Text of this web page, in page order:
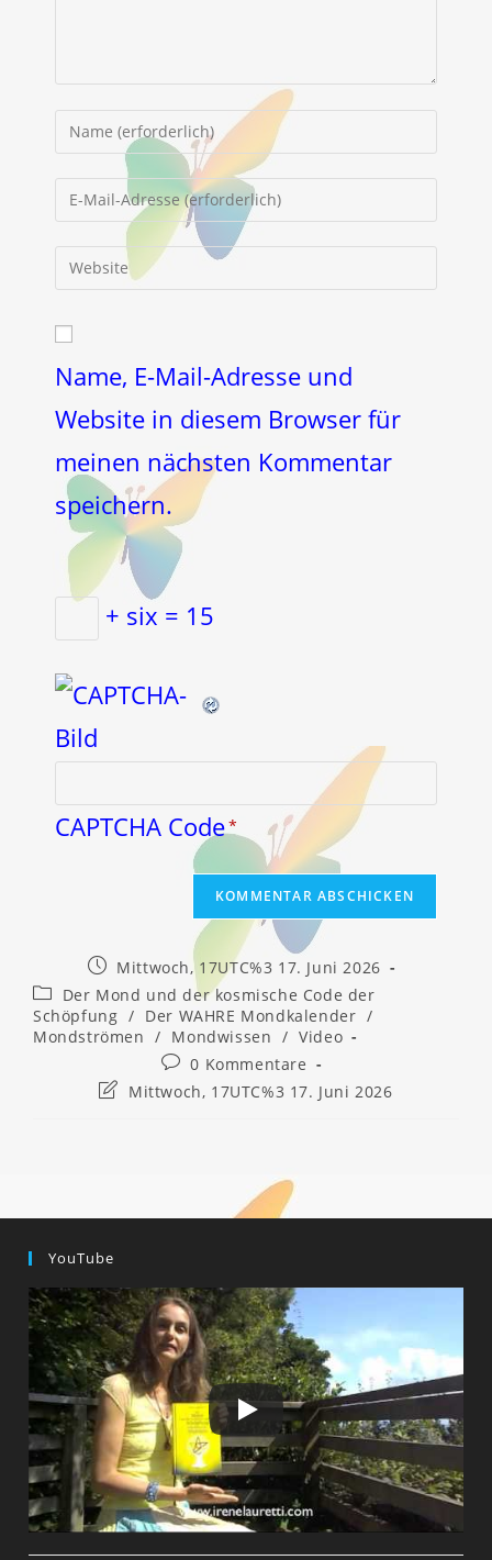
Namen
oder
Benutzernamen
Kommentieren
E-
Mail-
zum
ein
URL
ein
(optional)
Name, E-Mail-Adresse und
Website in diesem Browser für
meinen nächsten Kommentar
speichern.
+ six = 15
CAPTCHA Code*
Beitrag
veröffentlicht:
Mittwoch, 17UTC%3 17. Juni 2026
Beitrags-
Kategorie:
Der Mond und der kosmische Code der
Schöpfung / Der WAHRE Mondkalender /
Mondströmen / Mondwissen / Video
Beitrags-
Kommentare:
0 Kommentare
BeitragMittwoch, 17UTC%3 17. Juni 2026
YouTube